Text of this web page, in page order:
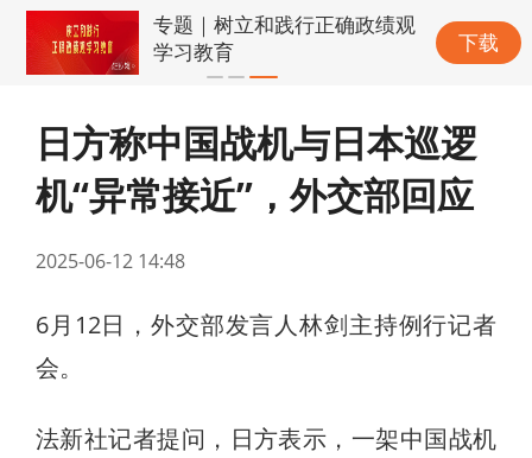
专题｜树立和践行正确政绩观
学习教育
下载
日方称中国战机与日本巡逻
机“异常接近”，外交部回应
2025-06-12 14:48
6月12日，外交部发言人林剑主持例行记者
会。
法新社记者提问，日方表示，一架中国战机